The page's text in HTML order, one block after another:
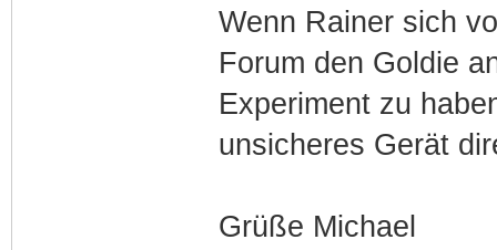
Wenn Rainer sich
Forum den Goldie
Experiment zu
unsicheres Gerät
Grüße Michael